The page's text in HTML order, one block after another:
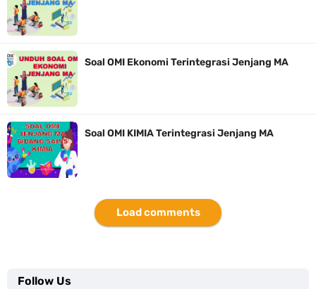
Soal OMI Ekonomi Terintegrasi Jenjang MA
Soal OMI KIMIA Terintegrasi Jenjang MA
Load comments
Follow Us